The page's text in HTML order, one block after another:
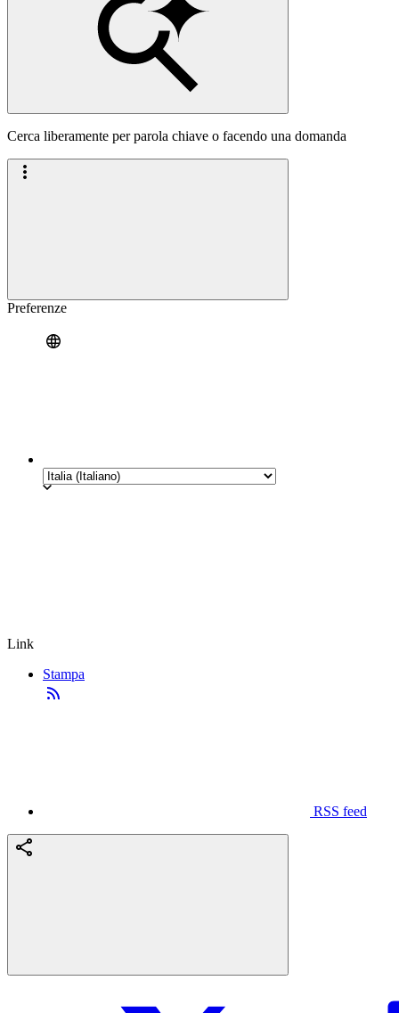
Cerca liberamente per parola chiave o facendo una domanda
Preferenze
Link
Stampa
RSS feed